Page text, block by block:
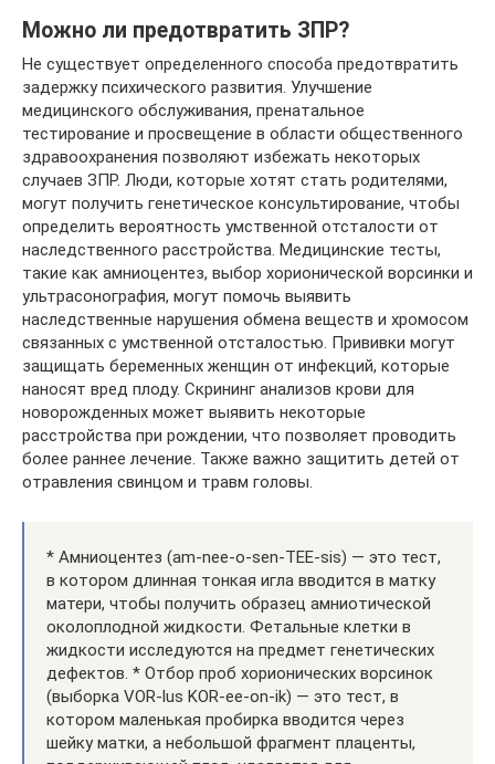
Можно ли предотвратить ЗПР?
Не существует определенного способа предотвратить
задержку психического развития. Улучшение
медицинского обслуживания, пренатальное
тестирование и просвещение в области общественного
здравоохранения позволяют избежать некоторых
случаев ЗПР. Люди, которые хотят стать родителями,
могут получить генетическое консультирование, чтобы
определить вероятность умственной отсталости от
наследственного расстройства. Медицинские тесты,
такие как амниоцентез, выбор хорионической ворсинки и
ультрасонография, могут помочь выявить
наследственные нарушения обмена веществ и хромосом
связанных с умственной отсталостью. Прививки могут
защищать беременных женщин от инфекций, которые
наносят вред плоду. Скрининг анализов крови для
новорожденных может выявить некоторые
расстройства при рождении, что позволяет проводить
более раннее лечение. Также важно защитить детей от
отравления свинцом и травм головы.
* Амниоцентез (am-nee-o-sen-TEE-sis) — это тест,
в котором длинная тонкая игла вводится в матку
матери, чтобы получить образец амниотической
околоплодной жидкости. Фетальные клетки в
жидкости исследуются на предмет генетических
дефектов. * Отбор проб хорионических ворсинок
(выборка VOR-lus KOR-ee-on-ik) — это тест, в
котором маленькая пробирка вводится через
шейку матки, а небольшой фрагмент плаценты,